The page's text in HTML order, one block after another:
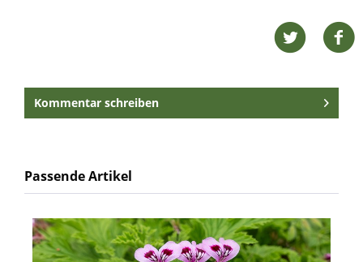
Kommentar schreiben
Passende Artikel